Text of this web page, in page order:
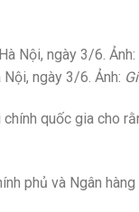
ngày 3/6. Ảnh:
quốc gia cho
phủ và Ngân